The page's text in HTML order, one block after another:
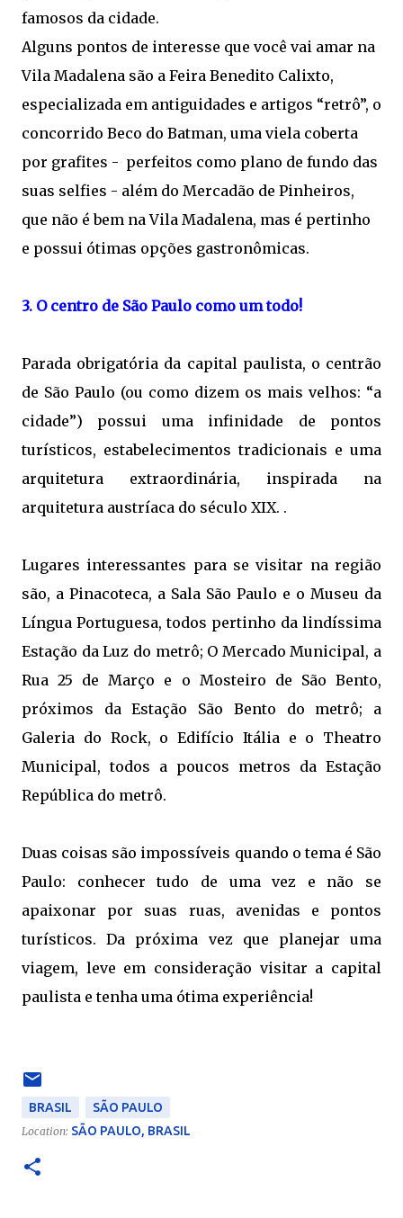
famosos da cidade.
Alguns pontos de interesse que você vai amar na
Vila Madalena são a Feira Benedito Calixto,
especializada em antiguidades e artigos “retrô”, o
concorrido Beco do Batman, uma viela coberta
por grafites - perfeitos como plano de fundo das
suas selfies - além do Mercadão de Pinheiros,
que não é bem na Vila Madalena, mas é pertinho
e possui ótimas opções gastronômicas.
3. O centro de São Paulo como um todo!
Parada obrigatória da capital paulista, o centrão
de São Paulo (ou como dizem os mais velhos: “a
cidade”) possui uma infinidade de pontos
turísticos, estabelecimentos tradicionais e uma
arquitetura extraordinária, inspirada na
arquitetura austríaca do século XIX. .
Lugares interessantes para se visitar na região
são, a Pinacoteca, a Sala São Paulo e o Museu da
Língua Portuguesa, todos pertinho da lindíssima
Estação da Luz do metrô; O Mercado Municipal, a
Rua 25 de Março e o Mosteiro de São Bento,
próximos da Estação São Bento do metrô; a
Galeria do Rock, o Edifício Itália e o Theatro
Municipal, todos a poucos metros da Estação
República do metrô.
Duas coisas são impossíveis quando o tema é São
Paulo: conhecer tudo de uma vez e não se
apaixonar por suas ruas, avenidas e pontos
turísticos. Da próxima vez que planejar uma
viagem, leve em consideração visitar a capital
paulista e tenha uma ótima experiência!
BRASIL SÃO PAULO
Location: SÃO PAULO, BRASIL